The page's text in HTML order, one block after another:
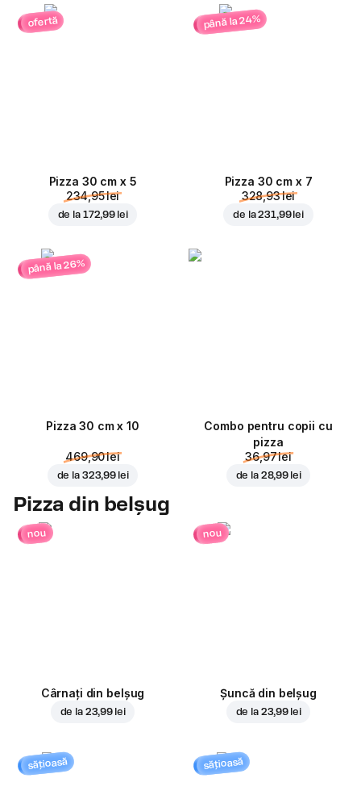
ofertă
Pizza 30 cm x 5
234,95 lei
de la 172,99 lei
până la 24%
Pizza 30 cm x 7
328,93 lei
de la231,99 lei
până la 26%
Pizza 30 cm x 10
469,90 lei
de la 323,99 lei
Combo pentru copii cu
pizza
36,97 lei
de la 28,99 lei
Pizza din belșug
nou
Cârnați din belșug
de la 23,99 lei
nou
Șuncă din belșug
de la 23,99 lei
sățioasă sățioasă